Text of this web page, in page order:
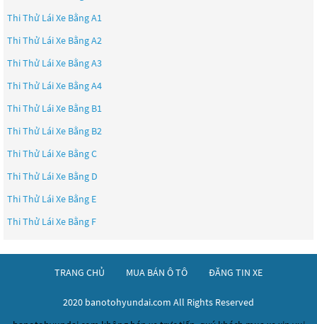
Thi Thử Lái Xe Bằng A1
Thi Thử Lái Xe Bằng A2
Thi Thử Lái Xe Bằng A3
Thi Thử Lái Xe Bằng A4
Thi Thử Lái Xe Bằng B1
Thi Thử Lái Xe Bằng B2
Thi Thử Lái Xe Bằng C
Thi Thử Lái Xe Bằng D
Thi Thử Lái Xe Bằng E
Thi Thử Lái Xe Bằng F
TRANG CHỦ MUA BÁN Ô TÔ ĐĂNG TIN XE
2020 banotohyundai.com All Rights Reserved